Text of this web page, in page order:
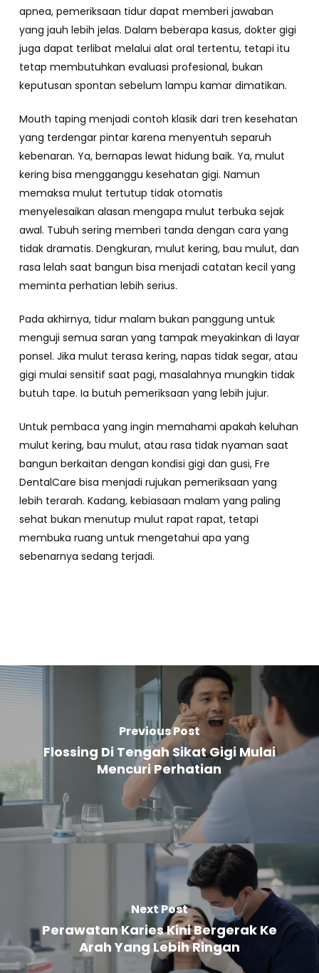
apnea, pemeriksaan tidur dapat memberi jawaban
yang jauh lebih jelas. Dalam beberapa kasus, dokter gigi
juga dapat terlibat melalui alat oral tertentu, tetapi itu
tetap membutuhkan evaluasi profesional, bukan
keputusan spontan sebelum lampu kamar dimatikan.
Mouth taping menjadi contoh klasik dari tren kesehatan
yang terdengar pintar karena menyentuh separuh
kebenaran. Ya, bernapas lewat hidung baik. Ya, mulut
kering bisa mengganggu kesehatan gigi. Namun
memaksa mulut tertutup tidak otomatis
menyelesaikan alasan mengapa mulut terbuka sejak
awal. Tubuh sering memberi tanda dengan cara yang
tidak dramatis. Dengkuran, mulut kering, bau mulut, dan
rasa lelah saat bangun bisa menjadi catatan kecil yang
meminta perhatian lebih serius.
Pada akhirnya, tidur malam bukan panggung untuk
menguji semua saran yang tampak meyakinkan di layar
ponsel. Jika mulut terasa kering, napas tidak segar, atau
gigi mulai sensitif saat pagi, masalahnya mungkin tidak
butuh tape. Ia butuh pemeriksaan yang lebih jujur.
Untuk pembaca yang ingin memahami apakah keluhan
mulut kering, bau mulut, atau rasa tidak nyaman saat
bangun berkaitan dengan kondisi gigi dan gusi, Fre
DentalCare bisa menjadi rujukan pemeriksaan yang
lebih terarah. Kadang, kebiasaan malam yang paling
sehat bukan menutup mulut rapat rapat, tetapi
membuka ruang untuk mengetahui apa yang
sebenarnya sedang terjadi.
Previous Post
Flossing Di Tengah Sikat Gigi Mulai
Mencuri Perhatian
Next Post
Perawatan Karies Kini Bergerak Ke
Arah Yang Lebih Ringan